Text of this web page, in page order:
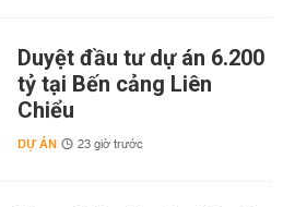
Duyệt đầu tư dự án 6.200
tỷ tại Bến cảng Liên
Chiểu
DỰ ÁN 23 giờ trước